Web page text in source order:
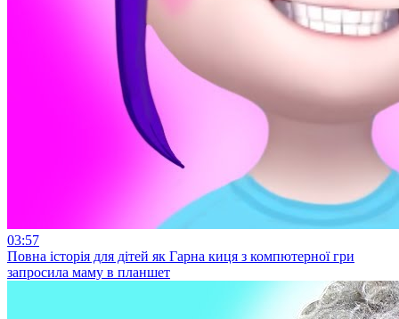
03:57
Повна історія для дітей як Гарна киця з компютерної гри
запросила маму в планшет